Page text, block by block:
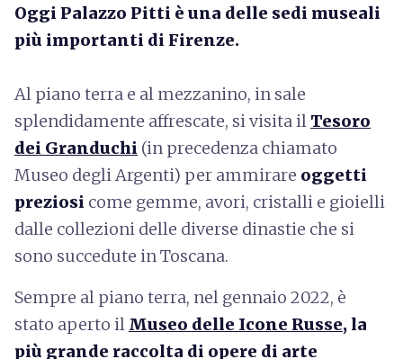
Oggi Palazzo Pitti è una delle sedi museali
più importanti di Firenze.
Al piano terra e al mezzanino, in sale
splendidamente affrescate, si visita il Tesoro
dei Granduchi (in precedenza chiamato
Museo degli Argenti) per ammirare oggetti
preziosi come gemme, avori, cristalli e gioielli
dalle collezioni delle diverse dinastie che si
sono succedute in Toscana.
Sempre al piano terra, nel gennaio 2022, è
stato aperto il Museo delle Icone Russe, la
più grande raccolta di opere di arte